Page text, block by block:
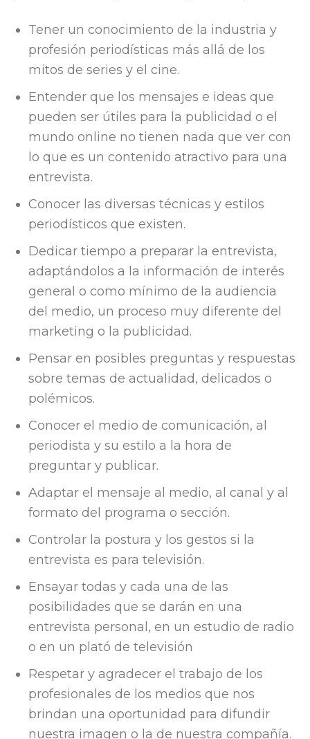
Tener un conocimiento de la industria y
profesión periodísticas más allá de los
mitos de series y el cine.
Entender que los mensajes e ideas que
pueden ser útiles para la publicidad o el
mundo online no tienen nada que ver con
lo que es un contenido atractivo para una
entrevista.
Conocer las diversas técnicas y estilos
periodísticos que existen.
Dedicar tiempo a preparar la entrevista,
adaptándolos a la información de interés
general o como mínimo de la audiencia
del medio, un proceso muy diferente del
marketing o la publicidad.
Pensar en posibles preguntas y respuestas
sobre temas de actualidad, delicados o
polémicos.
Conocer el medio de comunicación, al
periodista y su estilo a la hora de
preguntar y publicar.
Adaptar el mensaje al medio, al canal y al
formato del programa o sección.
Controlar la postura y los gestos si la
entrevista es para televisión.
Ensayar todas y cada una de las
posibilidades que se darán en una
entrevista personal, en un estudio de radio
o en un plató de televisión
Respetar y agradecer el trabajo de los
profesionales de los medios que nos
brindan una oportunidad para difundir
nuestra imagen o la de nuestra compañía.